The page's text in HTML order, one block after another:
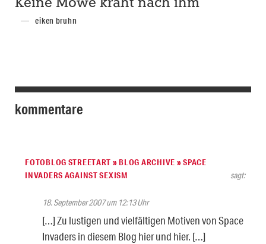
Keine Möwe kräht nach ihm
eiken bruhn
kommentare
FOTOBLOG STREETART » BLOG ARCHIVE » SPACE
INVADERS AGAINST SEXISM
sagt:
18. September 2007 um 12:13 Uhr
[…] Zu lustigen und vielfältigen Motiven von Space
Invaders in diesem Blog hier und hier. […]